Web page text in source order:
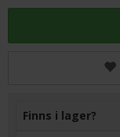
Finns i lager?